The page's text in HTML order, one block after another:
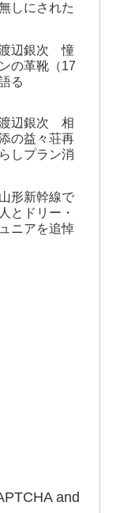
しにされた
渡辺銀次 憧
の革靴（17
る
渡辺銀次 相
の益々荘再
しプラン消
形新幹線で
とドリー・
ニアを追悼
and